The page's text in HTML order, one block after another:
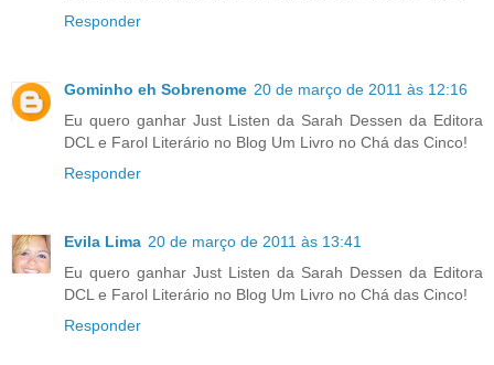
Responder
Gominho eh Sobrenome 20 de março de 2011 às 12:16
Eu quero ganhar Just Listen da Sarah Dessen da Editora
DCL e Farol Literário no Blog Um Livro no Chá das Cinco!
Responder
Evila Lima 20 de março de 2011 às 13:41
Eu quero ganhar Just Listen da Sarah Dessen da Editora
DCL e Farol Literário no Blog Um Livro no Chá das Cinco!
Responder